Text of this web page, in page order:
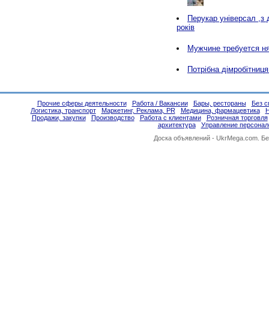
Перукар універсал ,з
років
Мужчине требуется
Потрібна
Прочие сферы деятельности Работа / Вакансии Бары, рестораны
Без
Логистика, транспорт
Маркетинг, Реклама, PR Медицина, фармацевтика
Продажи, закупки
Производство Работа с клиентами
Розничная торговля
архитектура
Управление
Доска объявлений - UkrMega.com.